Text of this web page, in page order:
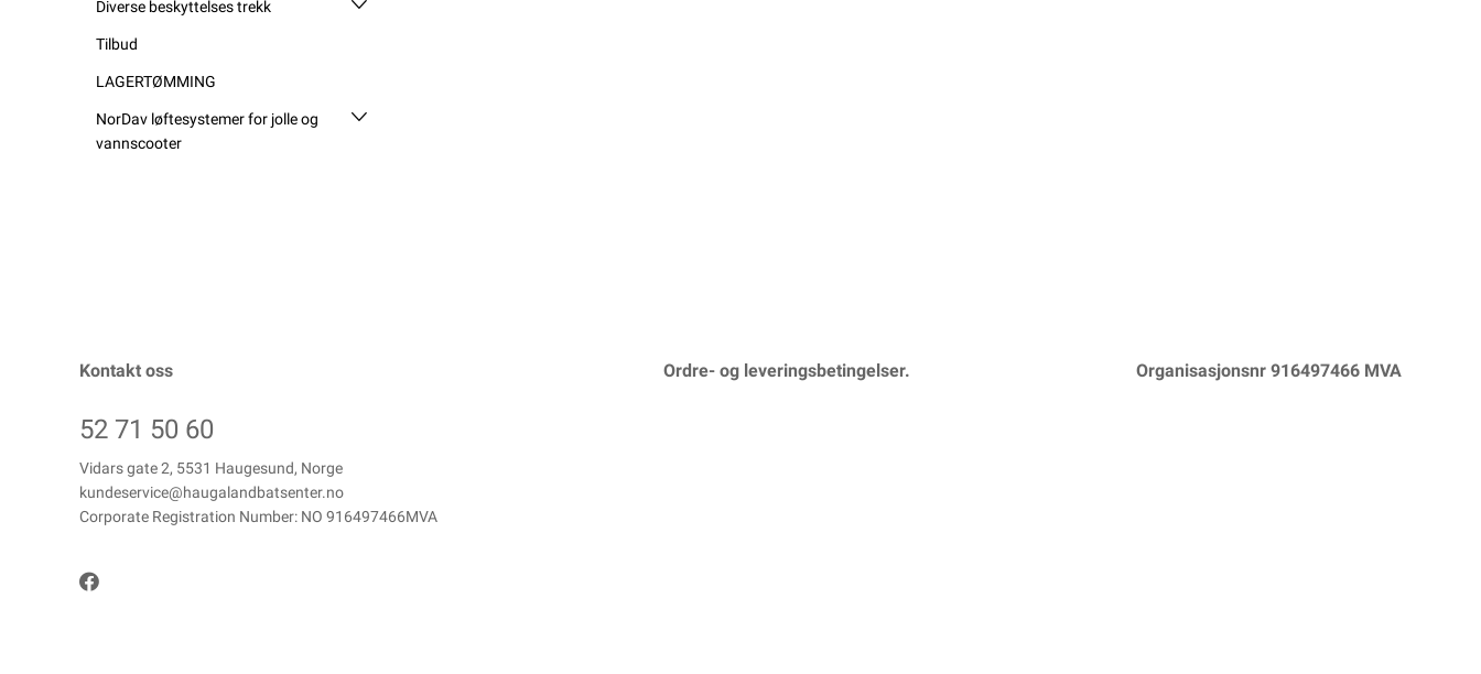
Diverse beskyttelses trekk
Tilbud
LAGERTØMMING
NorDav løftesystemer for jolle og
vannscooter
Kontakt oss
52 71 50 60
Vidars gate 2, 5531 Haugesund, Norge
kundeservice@haugalandbatsenter.no
Corporate Registration Number: NO 916497466MVA
Ordre- og leveringsbetingelser. Organisasjonsnr 916497466 MVA